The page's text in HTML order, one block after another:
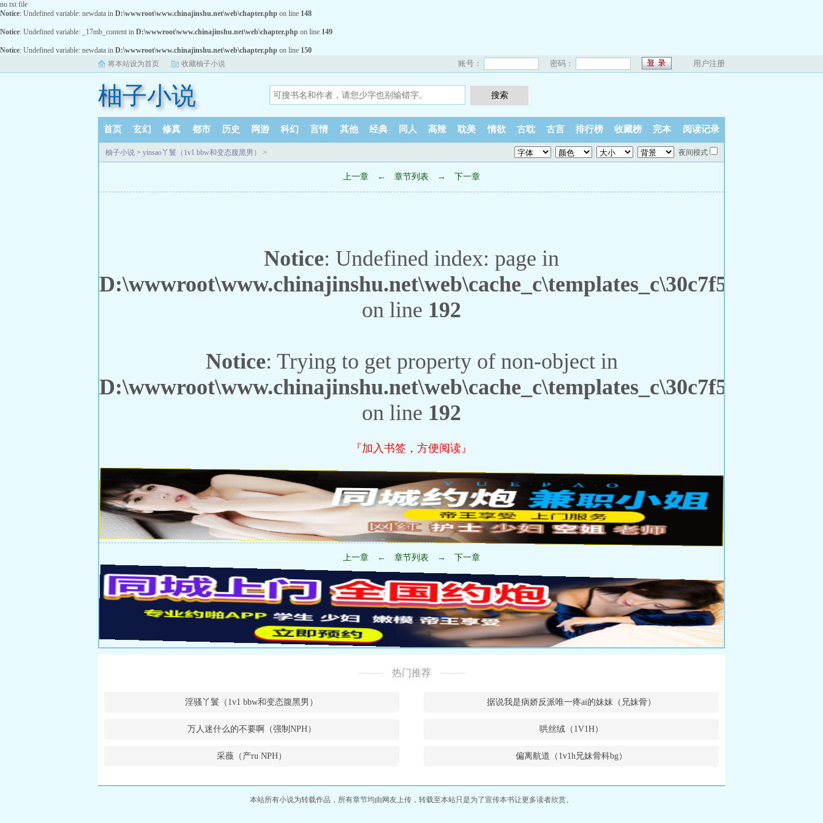
no txt file
Notice: Undefined variable: newdata in D:\wwwroot\www.chinajinshu.net\web\chapter.php on line 148
Notice: Undefined variable: _17mb_content in D:\wwwroot\www.chinajinshu.net\web\chapter.php on line 149
Notice: Undefined variable: newdata in D:\wwwroot\www.chinajinshu.net\web\chapter.php on line 150
将本站设为首页
收藏柚子小说 账号： 密码： 用户注册
柚子小说
首页 玄幻 修真 都市 历史 网游 科幻 言情 其他 经典 同人 高辣 耽美 情欲 古耽 古言 排行榜 收藏榜 完本 阅读记录
柚子小说 > yinsao丫鬟（1v1 bbw和变态腹黑男） > 夜间模式
上一章 ← 章节列表 → 下一章
Notice: Undefined index: page in
on line 192
Notice: Trying to get property of non-object in
on line 192
『加入书签，方便阅读』
上一章 ← 章节列表 → 下一章
热门推荐
淫骚丫鬟（1v1 bbw和变态腹黑男） 据说我是病娇反派唯一疼ai的妹妹（兄妹骨）
万人迷什么的不要啊（强制NPH） 哄丝绒（1V1H）
采薇（产ru NPH） 偏离航道（1v1h兄妹骨科bg）
本站所有小说为转载作品，所有章节均由网友上传，转载至本站只是为了宣传本书让更多读者欣赏。